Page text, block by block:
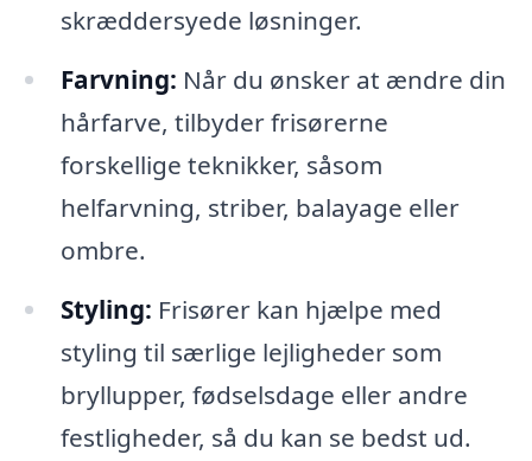
skræddersyede løsninger.
Farvning: Når du ønsker at ændre din
hårfarve, tilbyder frisørerne
forskellige teknikker, såsom
helfarvning, striber, balayage eller
ombre.
Styling: Frisører kan hjælpe med
styling til særlige lejligheder som
bryllupper, fødselsdage eller andre
festligheder, så du kan se bedst ud.